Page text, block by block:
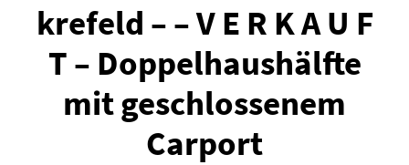
krefeld – – V E R K A U F
T – Doppelhaushälfte
mit geschlossenem
Carport